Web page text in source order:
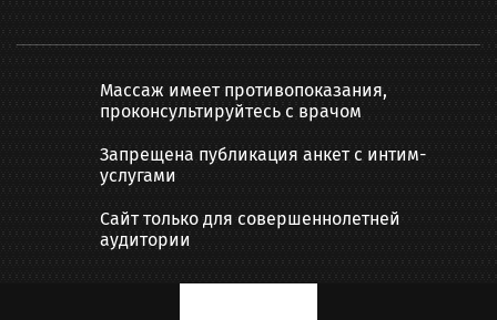
Массаж имеет противопоказания,
проконсультируйтесь с врачом
Запрещена публикация анкет с интим-
услугами
Сайт только для совершеннолетней
аудитории